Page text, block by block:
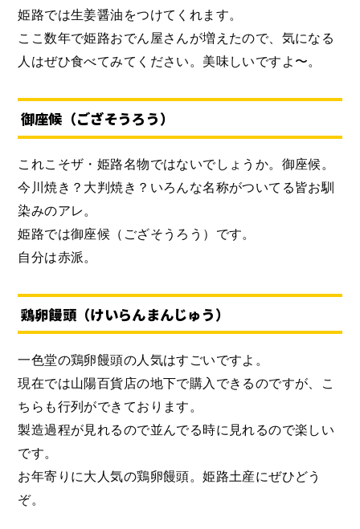
姫路では生姜醤油をつけてくれます。
ここ数年で姫路おでん屋さんが増えたので、気になる
人はぜひ食べてみてください。美味しいですよ〜。
御座候（ござそうろう）
これこそザ・姫路名物ではないでしょうか。御座候。
今川焼き？大判焼き？いろんな名称がついてる皆お馴
染みのアレ。
姫路では御座候（ござそうろう）です。
自分は赤派。
鶏卵饅頭（けいらんまんじゅう）
一色堂の鶏卵饅頭の人気はすごいですよ。
現在では山陽百貨店の地下で購入できるのですが、こ
ちらも行列ができております。
製造過程が見れるので並んでる時に見れるので楽しい
です。
お年寄りに大人気の鶏卵饅頭。姫路土産にぜひどう
ぞ。